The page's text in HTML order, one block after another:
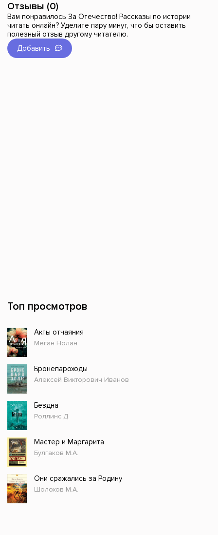
Отзывы (0)
Вам понравилось За Отечество! Рассказы по истории
читать онлайн? Уделите пару минут, что бы оставить
полезный отзыв другому читателю.
Добавить
Топ просмотров
Акты отчаяния
Меган Нолан
Бронепароходы
Алексей Викторович Иванов
Бездна
Роллинс Д.
Мастер и Маргарита
Булгаков М.А.
Они сражались за Родину
Шолохов М.А.